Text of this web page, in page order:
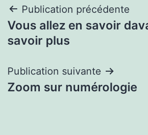
Navigation
de
Publication précédente
Vous allez en savoir
savoir plus
Publication suivante
Zoom sur numérologie